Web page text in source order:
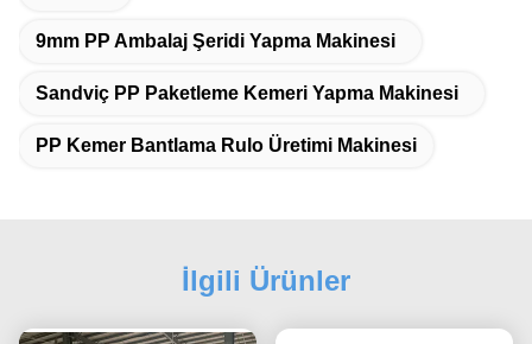
9mm PP Ambalaj Şeridi Yapma Makinesi
Sandviç PP Paketleme Kemeri Yapma Makinesi
PP Kemer Bantlama Rulo Üretimi Makinesi
İlgili Ürünler